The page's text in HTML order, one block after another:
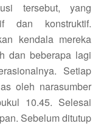
tersebut, yang
dan konstruktif.
kendala mereka
dan beberapa lagi
Setiap
oleh narasumber
10.45. Selesai
Sebelum ditutup